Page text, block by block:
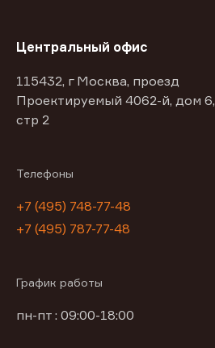
Центральный офис
115432, г Москва, проезд
Проектируемый 4062-й, дом 6,
стр 2
Телефоны
+7 (495) 748-77-48
+7 (495) 787-77-48
График работы
пн-пт : 09:00-18:00